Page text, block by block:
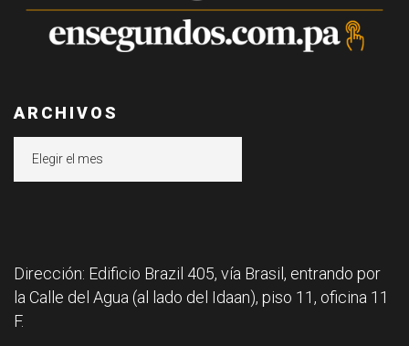
ARCHIVOS
Dirección: Edificio Brazil 405, vía Brasil, entrando por
la Calle del Agua (al lado del Idaan), piso 11, oficina 11
F.